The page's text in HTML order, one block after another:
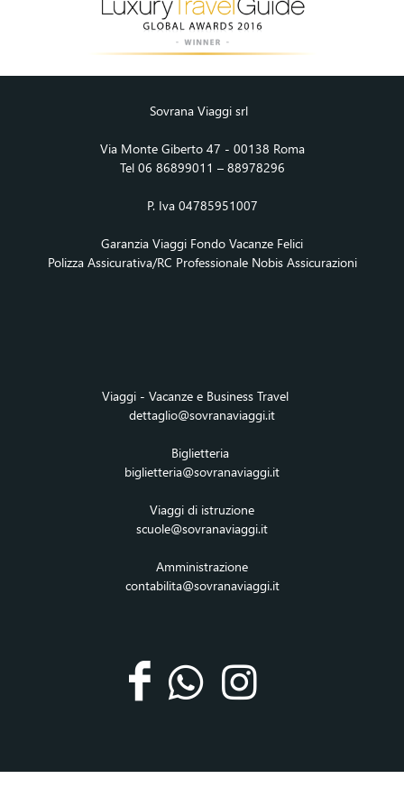
Sovrana Viaggi srl
Via Monte Giberto 47 - 00138 Roma
Tel 06 86899011 – 88978296
P. Iva 04785951007
Garanzia Viaggi Fondo Vacanze Felici
Polizza Assicurativa/RC Professionale Nobis Assicurazioni
Viaggi - Vacanze e Business Travel
dettaglio@sovranaviaggi.it
Biglietteria
biglietteria@sovranaviaggi.it
Viaggi di istruzione
scuole@sovranaviaggi.it
Amministrazione
contabilita@sovranaviaggi.it